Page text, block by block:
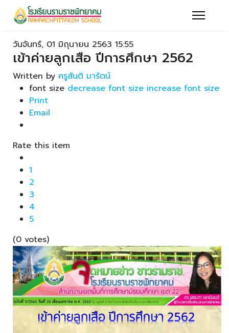
วันจันทร์, 01 มิถุนายน 2563 15:55
เข้าค่ายลูกเสือ ปีการศึกษา 2562
Written by ครูสันติ มารัตน์
font size decrease font size increase font size
Print
Email
Rate this item
1
2
3
4
5
(0 votes)